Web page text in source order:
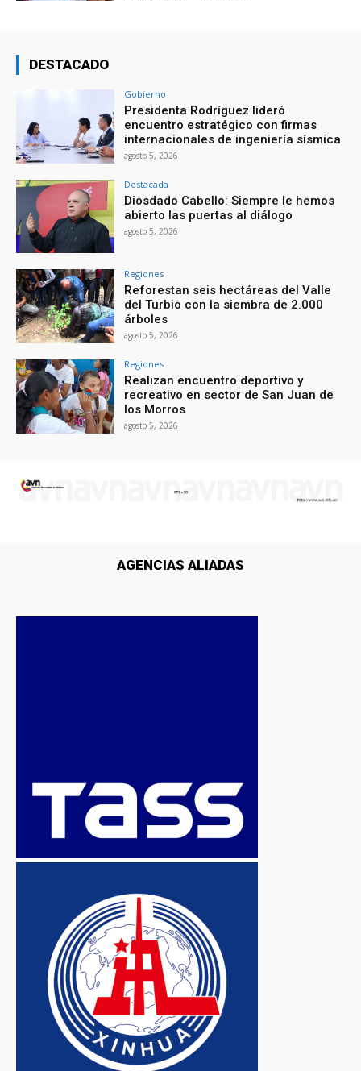
DESTACADO
Gobierno
Presidenta Rodríguez lideró
encuentro estratégico con firmas
internacionales de ingeniería sísmica
agosto 5, 2026
Destacada
Diosdado Cabello: Siempre le hemos
abierto las puertas al diálogo
agosto 5, 2026
Regiones
Reforestan seis hectáreas del Valle
del Turbio con la siembra de 2.000
árboles
agosto 5, 2026
Regiones
Realizan encuentro deportivo y
recreativo en sector de San Juan de
los Morros
agosto 5, 2026
AGENCIAS ALIADAS